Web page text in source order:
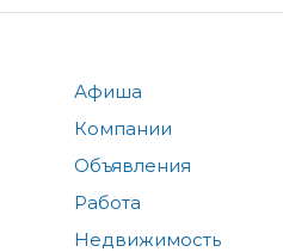
Афиша
Компании
Объявления
Работа
Недвижимость